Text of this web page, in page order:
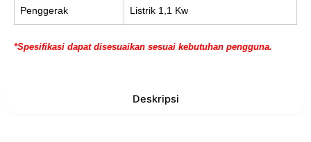
Deskripsi
Penggerak Listrik 1,1 Kw
*Spesifikasi dapat disesuaikan sesuai kebutuhan pengguna.